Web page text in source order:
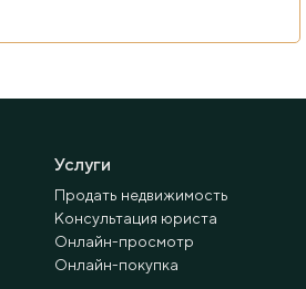
Услуги
Продать недвижимость
Консультация юриста
Онлайн-просмотр
Онлайн-покупка